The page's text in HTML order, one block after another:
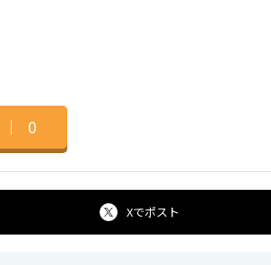
｜ 0
Xでポスト